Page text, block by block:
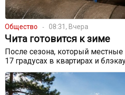
Общество 08:31, Вчера
Чита готовится к зиме
После сезона, который
17 градусах в квартирах и